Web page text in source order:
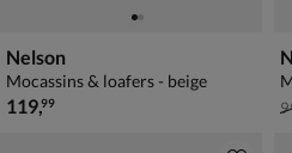
Nelson
Mocassins & loafers - beige
€ 119,99
119,99